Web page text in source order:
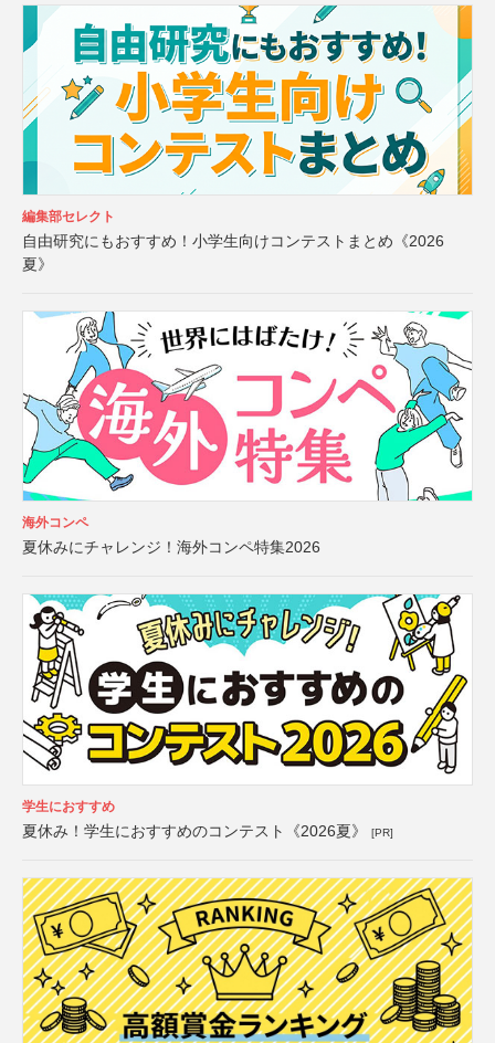
編集部セレクト
自由研究にもおすすめ！小学生向けコンテストまとめ《2026
夏》
海外コンペ
夏休みにチャレンジ！海外コンペ特集2026
学生におすすめ
夏休み！学生におすすめのコンテスト《2026夏》 [PR]